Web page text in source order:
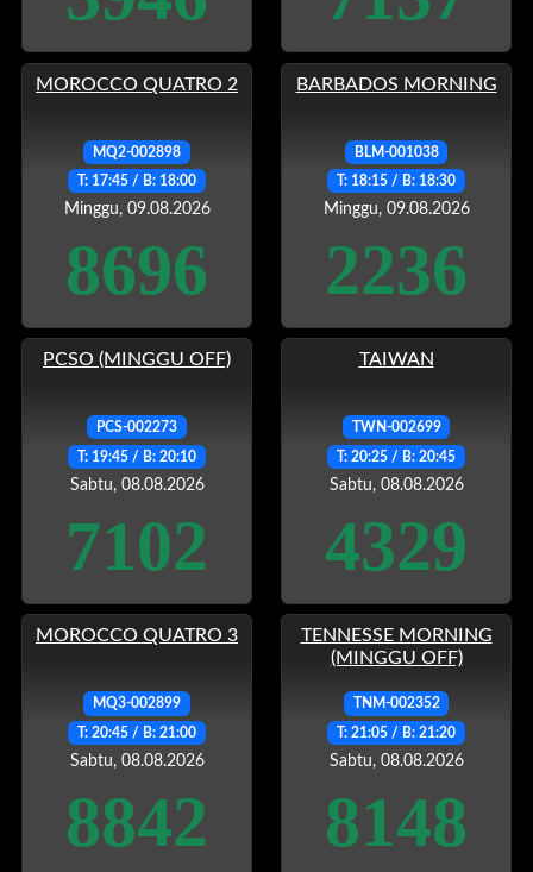
MOROCCO QUATRO 2
MQ2-002898
T: 17:45 / B: 18:00
Minggu, 09.08.2026
8696
BARBADOS MORNING
BLM-001038
T: 18:15 / B: 18:30
Minggu, 09.08.2026
2236
PCSO (MINGGU OFF)
PCS-002273
T: 19:45 / B: 20:10
Sabtu, 08.08.2026
7102
TAIWAN
TWN-002699
T: 20:25 / B: 20:45
Sabtu, 08.08.2026
4329
MOROCCO QUATRO 3
MQ3-002899
T: 20:45 / B: 21:00
Sabtu, 08.08.2026
8842
TENNESSE MORNING
(MINGGU OFF)
TNM-002352
T: 21:05 / B: 21:20
Sabtu, 08.08.2026
8148